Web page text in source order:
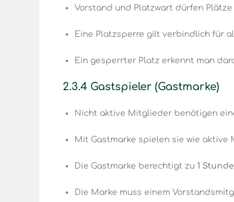
Vorstand und Platzwart dürfen Plätze
Eine Platzsperre gilt verbindlich für
Ein gesperrter Platz erkennt man
2.3.4 Gastspieler (Gastmarke)
Nicht aktive Mitglieder benötigen
Mit Gastmarke spielen sie wie aktive
Die Gastmarke berechtigt zu1
Die Marke muss einem